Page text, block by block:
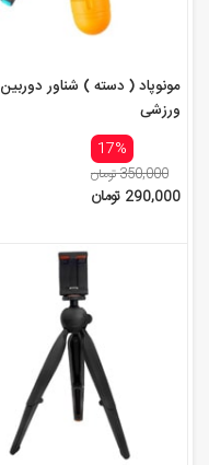
مونوپاد ( دسته ) شناور دوربین
ورزشی
17%
350,000 تومان
290,000 تومان